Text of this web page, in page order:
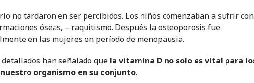
no tardaron en ser percibidos. Los niños comenzaban a sufrir con
óseas, – raquitismo. Después la osteoporosis fue
en las mujeres en período de menopausia.
han señalado que la vitamina D no solo es vital para
organismo en su conjunto.